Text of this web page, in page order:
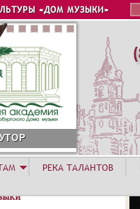
«ДОМ МУЗЫКИ»
РЕКА ТАЛАНТОВ